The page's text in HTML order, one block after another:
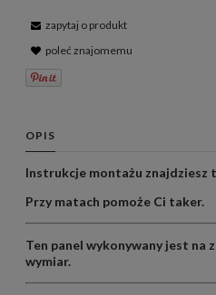
zapytaj o produkt
poleć znajomemu
OPIS
Instrukcje montażu znajdziesz
Przy matach pomoże Ci taker.
Ten panel wykonywany jest na
wymiar.